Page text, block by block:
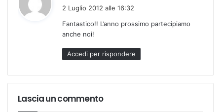
e
t
t
o
2 Luglio 2012 alle 16:32
Fantastico!! L’anno prossimo partecipiamo
anche noi!
Accedi per rispondere
Lascia un commento